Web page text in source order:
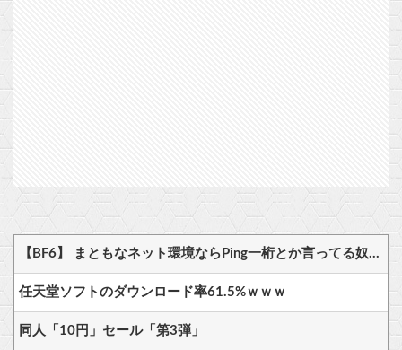
【BF6】 まともなネット環境ならPing一桁とか言ってる奴たまにいるけどマヌケすぎる
任天堂ソフトのダウンロード率61.5%ｗｗｗ
同人「10円」セール「第3弾」